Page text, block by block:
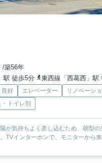
/築56年
駅 徒歩5分
東西線「西葛西」駅
良好 エレベーター
リノベーシ
トイレ別
が気持ちよく差し込むため、朝型の
TVインターホンで、モニターから